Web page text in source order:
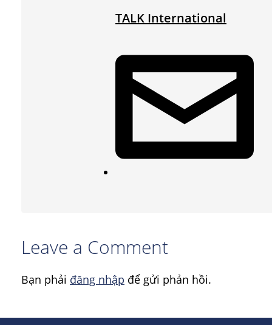
TALK International
Leave a Comment
Bạn phải đăng nhập để gửi phản hồi.